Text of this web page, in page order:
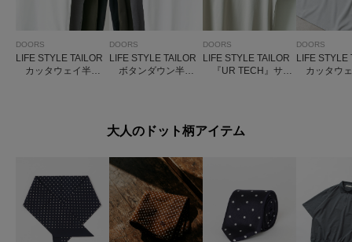
DOORS
LIFE STYLE TAILOR
カッタウェイ半袖
DOORS
LIFE STYLE TAILOR
ボタンダウン半袖
DOORS
LIFE STYLE TAILOR
『UR TECH』サマ
DOORS
LIFE STYLE
カッタウ
大人のドット柄アイテム